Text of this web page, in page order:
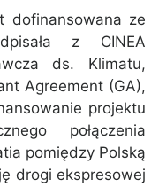
dofinansowana ze
z CINEA
ds. Klimatu,
Agreement (GA),
projektu
połączenia
pomiędzy Polską
drogi ekspresowej